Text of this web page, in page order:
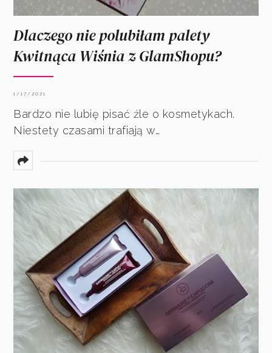
Dlaczego nie polubiłam palety
Kwitnąca Wiśnia z GlamShopu?
1/17/2021
Bardzo nie lubię pisać źle o kosmetykach.
Niestety czasami trafiają w…